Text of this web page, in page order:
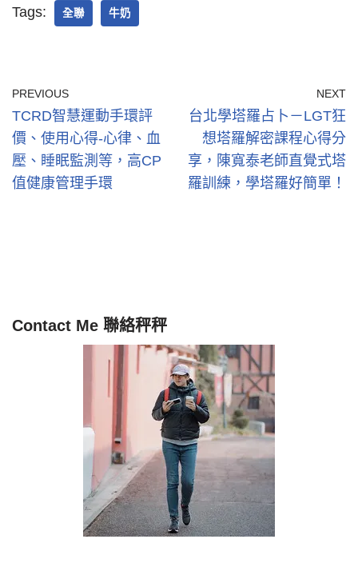
Tags: 全聯 牛奶
PREVIOUS
TCRD智慧運動手環評
價、使用心得-心律、血
壓、睡眠監測等，高CP
值健康管理手環
NEXT
台北學塔羅占卜－LGT狂
想塔羅解密課程心得分
享，陳寬泰老師直覺式塔
羅訓練，學塔羅好簡單！
Contact Me 聯絡秤秤